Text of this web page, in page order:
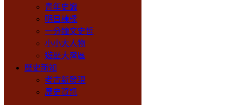
青年史識
明日棟樑
一分鐘文史哲
小小大人物
遊歷大灣區
歷史新知
考古新發現
歷史資訊